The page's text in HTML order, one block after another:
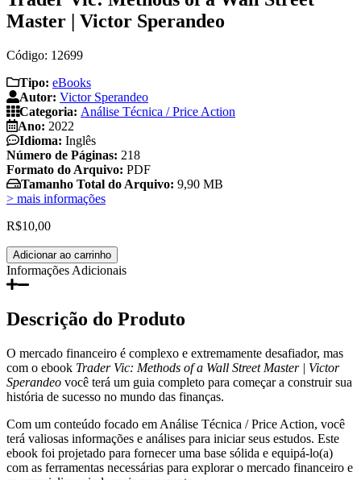
Master | Victor Sperandeo
Código: 12699
Tipo: eBooks
Autor: Victor Sperandeo
Categoria: Análise Técnica / Price Action
Ano: 2022
Idioma: Inglês
Número de Páginas: 218
Formato do Arquivo: PDF
Tamanho Total do Arquivo: 9,90 MB
> mais informações
R$10,00
Trader
Vic:
Methods
a
Wall
Master
|
Victor
Sperandeo
Adicionar ao carrinho
Informações Adicionais
Descrição do Produto
O mercado financeiro é complexo e extremamente desafiador, mas
com o ebook Trader Vic: Methods of a Wall Street Master | Victor
Sperandeo você terá um guia completo para começar a construir sua
história de sucesso no mundo das finanças.
Com um conteúdo focado em Análise Técnica / Price Action, você
terá valiosas informações e análises para iniciar seus estudos. Este
ebook foi projetado para fornecer uma base sólida e equipá-lo(a)
com as ferramentas necessárias para explorar o mercado financeiro e